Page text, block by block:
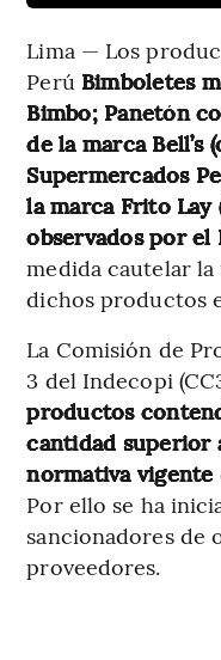
Lima — Los
Perú Bimboletes
Bimbo; Panetón
de la marca Bell’s
Supermercados
la marca Frito Lay
observados por el
medida cautelar
dichos productos
La Comisión de
3 del Indecopi
productos
cantidad superior
normativa vigente
Por ello se ha
sancionadores de
proveedores.